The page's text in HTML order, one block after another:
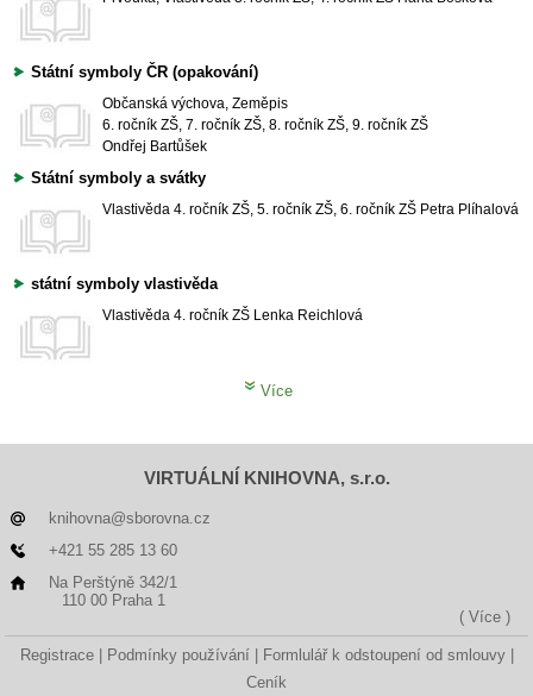
Státní symboly ČR (opakování)
Občanská výchova, Zeměpis
6. ročník ZŠ, 7. ročník ZŠ, 8. ročník ZŠ, 9. ročník ZŠ
Ondřej Bartůšek
Státní symboly a svátky
Vlastivěda 4. ročník ZŠ, 5. ročník ZŠ, 6. ročník ZŠ Petra Plíhalová
státní symboly vlastivěda
Vlastivěda 4. ročník ZŠ Lenka Reichlová
Více
VIRTUÁLNÍ KNIHOVNA, s.r.o.
knihovna@sborovna.cz
+421 55 285 13 60
Na Perštýně 342/1
110 00 Praha 1
( Více )
Registrace Podmínky používání
Formlulář k odstoupení od smlouvy
Ceník